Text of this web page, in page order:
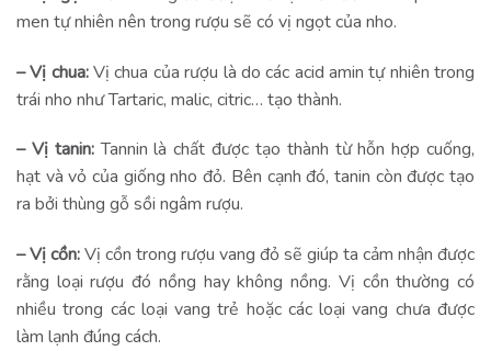
men tự nhiên nên trong rượu sẽ có vị ngọt của nho.
– Vị chua:Vị chua của rượu là do các acid amin tự nhiên trong
trái nho như Tartaric, malic, citric… tạo thành.
– Vị tanin:Tannin là chất được tạo thành từ hỗn hợp cuống,
hạt và vỏ của giống nho đỏ. Bên cạnh đó, tanin còn được tạo
ra bởi thùng gỗ sồi ngâm rượu.
– Vị cồn:Vị cồn trong rượu vang đỏ sẽ giúp ta cảm nhận được
rằng loại rượu đó nồng hay không nồng. Vị cồn thường có
nhiều trong các loại vang trẻ hoặc các loại vang chưa được
làm lạnh đúng cách.